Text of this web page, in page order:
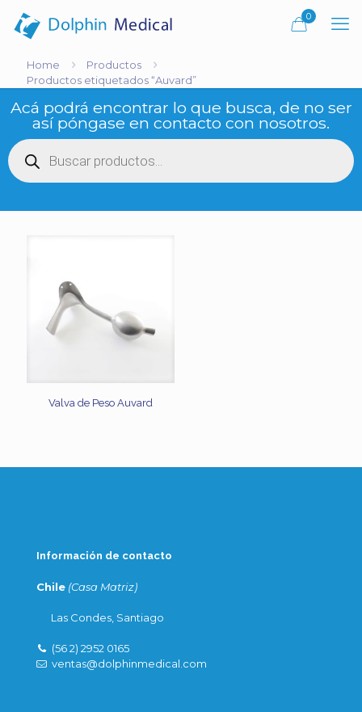
0
Home
Productos
Productos etiquetados “Auvard”
Acá podrá encontrar lo que busca, de no ser
así póngase en contacto con nosotros.
Búsqueda
de
productos
Valva de Peso Auvard
Información de contacto
Chile (Casa Matriz)
Las Condes, Santiago
(56 2) 2952 0165
ventas@dolphinmedical.com